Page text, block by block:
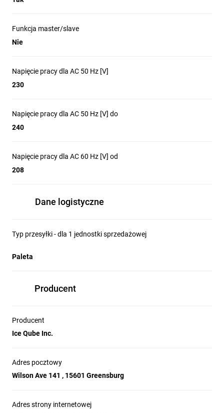
Funkcja master/slave
Nie
Napięcie pracy dla AC 50 Hz [V]
230
Napięcie pracy dla AC 50 Hz [V] do
240
Napięcie pracy dla AC 60 Hz [V] od
208
Dane logistyczne
Typ przesyłki - dla 1 jednostki sprzedażowej
Paleta
Producent
Producent
Ice Qube Inc.
Adres pocztowy
Wilson Ave 141 , 15601 Greensburg
Adres strony internetowej